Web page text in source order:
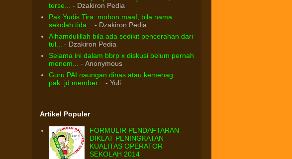
terse...
- Dzakiron Pedia
Pak Yudis Tira: mohon maaf, bila nama
sekolah tida...
- Dzakiron Pedia
Alhamdulillah bila ada sedikit pencerahan dari
tul...
- Dzakiron Pedia
Selama ini dalam bbrp x diskusi belum pernah
menem...
- Anonymous
Guru PAI naungan dinas atau kemenag
pak..jd member...
- Yuli
Artikel Populer
FORMULIR PENDAFTARAN
DIKLAT PENINGKATAN
KUALITAS OPERATOR
SEKOLAH 2014